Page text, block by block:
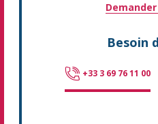
Besoin
+33 3 69 76 11 00